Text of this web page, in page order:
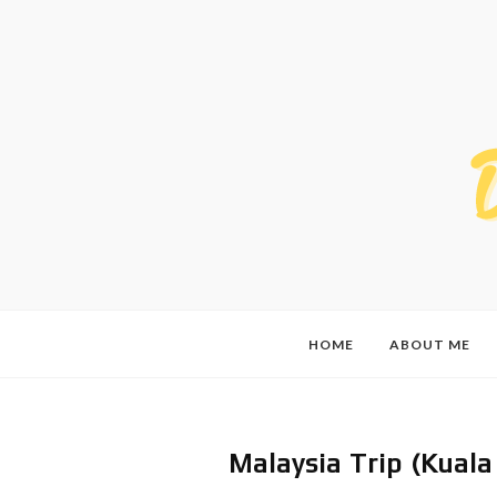
HOME ABOUT ME
Malaysia Trip